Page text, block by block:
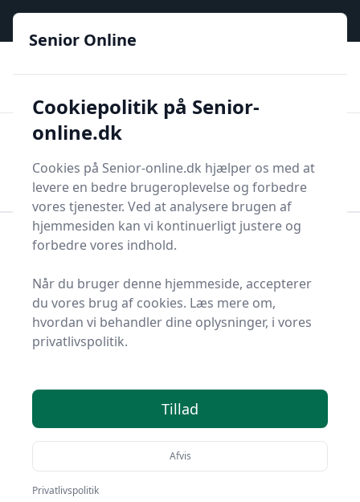
Søg
Forside Helse Tilskud til kosten
Find de bedste
æbleeddiker - 8
valgmuligheder
Find de bedste æbleeddiker på Senior Online! Vi har
udvalgt 8 top-produkter, så du er sikret kvalitet og
Uanset om du prioriterer høj kvalitet uanset prisen,
om du leder efter en æbleeddike med fri fragt, eller du
Senior Online
Cookiepolitik på Senior-
online.dk
Cookies på Senior-online.dk hjælper os med at
levere en bedre brugeroplevelse og forbedre
vores tjenester. Ved at analysere brugen af
hjemmesiden kan vi kontinuerligt justere og
forbedre vores indhold.
Når du bruger denne hjemmeside, accepterer
du vores brug af cookies. Læs mere om,
hvordan vi behandler dine oplysninger, i vores
privatlivspolitik.
Tillad
Afvis
Privatlivspolitik